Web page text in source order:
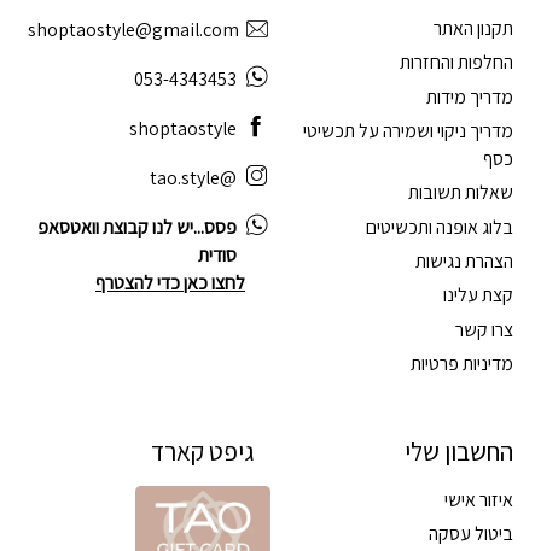
תקנון האתר
החלפות והחזרות
מדריך מידות
מדריך ניקוי ושמירה על תכשיטי
כסף
שאלות תשובות
בלוג אופנה ותכשיטים
הצהרת נגישות
קצת עלינו
צרו קשר
מדיניות פרטיות
החשבון שלי
איזור אישי
ביטול עסקה
shoptaostyle@gmail.com
053-4343453
shoptaostyle
@tao.style
פסס...יש לנו קבוצת וואטסאפ
סודית
לחצו כאן כדי להצטרף
גיפט קארד